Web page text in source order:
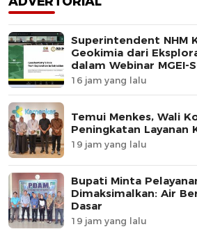
Superintendent NHM
Geokimia dari
dalam Webinar MGEI-
16 jam yang lalu
Temui Menkes, Wali
Peningkatan Layanan
19 jam yang lalu
Bupati Minta
Dimaksimalkan: Air
Dasar
19 jam yang lalu